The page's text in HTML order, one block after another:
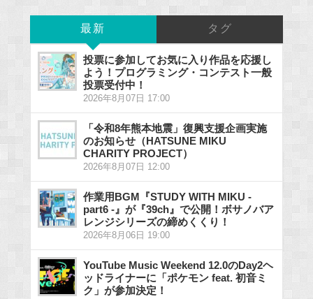
最新 タグ
投票に参加してお気に入り作品を応援し
よう！プログラミング・コンテスト一般
投票受付中！
2026年8月07日 17:00
「令和8年熊本地震」復興支援企画実施
のお知らせ（HATSUNE MIKU
CHARITY PROJECT）
2026年8月07日 12:00
作業用BGM『STUDY WITH MIKU -
part6 -』が『39ch』で公開！ボサノバア
レンジシリーズの締めくくり！
2026年8月06日 19:00
YouTube Music Weekend 12.0のDay2ヘ
ッドライナーに「ポケモン feat. 初音ミ
ク」が参加決定！